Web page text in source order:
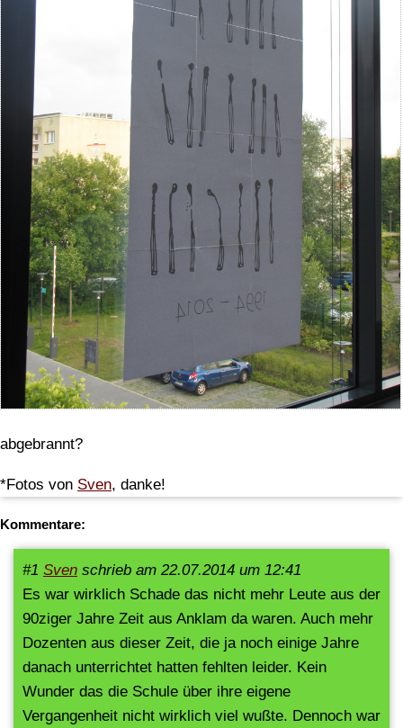
abgebrannt?
*Fotos von Sven, danke!
Kommentare:
#1 Sven schrieb am 22.07.2014 um 12:41
Es war wirklich Schade das nicht mehr Leute aus der
90ziger Jahre Zeit aus Anklam da waren. Auch mehr
Dozenten aus dieser Zeit, die ja noch einige Jahre
danach unterrichtet hatten fehlten leider. Kein
Wunder das die Schule über ihre eigene
Vergangenheit nicht wirklich viel wußte. Dennoch war